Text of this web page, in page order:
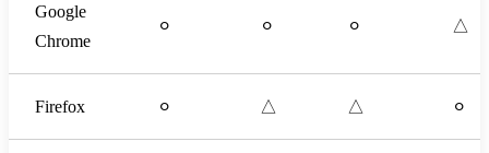
Google
Chrome
⚪︎ ⚪︎ ⚪︎ △
Firefox ⚪︎ △ △ ⚪︎